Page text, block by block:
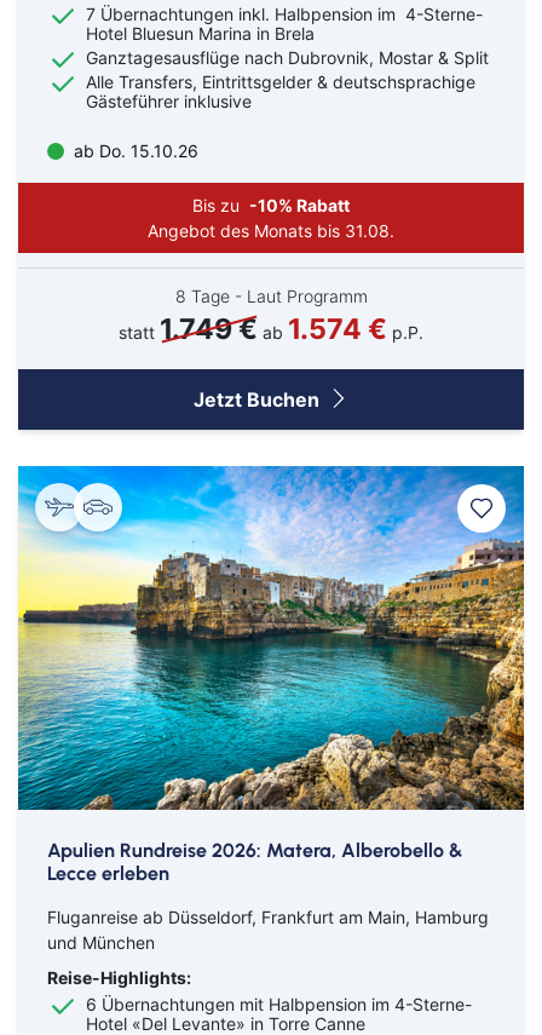
7 Übernachtungen inkl. Halbpension im 4-Sterne-
Hotel Bluesun Marina in Brela
Ganztagesausflüge nach Dubrovnik, Mostar & Split
Alle Transfers, Eintrittsgelder & deutschsprachige
Gästeführer inklusive
ab Do. 15.10.26
Bis zu -10% Rabatt
Angebot des Monats bis 31.08.
8 Tage - Laut Programm
statt 1.749 € ab 1.574 € p.P.
Jetzt Buchen
Apulien Rundreise 2026: Matera, Alberobello &
Lecce erleben
Fluganreise ab Düsseldorf, Frankfurt am Main, Hamburg
und München
Reise-Highlights:
6 Übernachtungen mit Halbpension im 4-Sterne-
Hotel «Del Levante» in Torre Canne